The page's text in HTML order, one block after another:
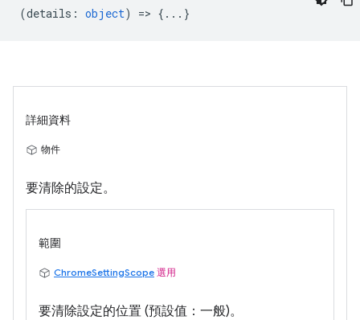
(details : object) => {...}
詳細資料
物件
要清除的設定。
範圍
ChromeSettingScope 選用
要清除設定的位置 (預設值：一般)。